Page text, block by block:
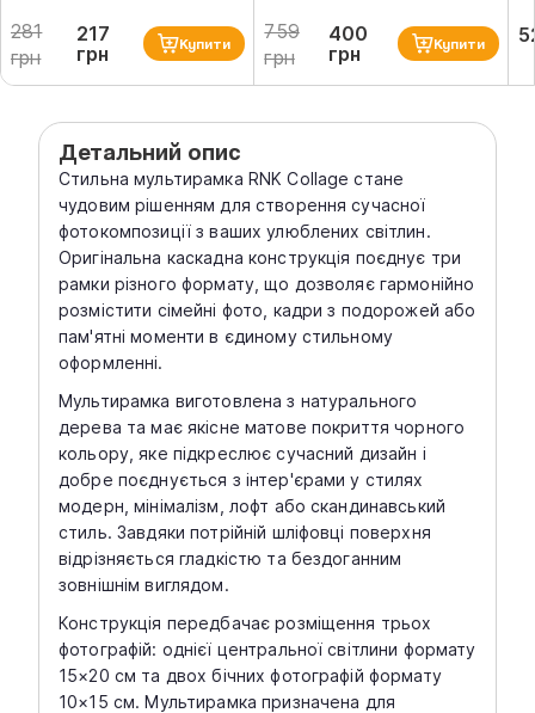
281
грн
217
грн
Купити
759
грн
400
грн
Купити
Детальний опис
Стильна мультирамка RNK Collage стане
чудовим рішенням для створення сучасної
фотокомпозиції з ваших улюблених світлин.
Оригінальна каскадна конструкція поєднує три
рамки різного формату, що дозволяє гармонійно
розмістити сімейні фото, кадри з подорожей або
пам'ятні моменти в єдиному стильному
оформленні.
Мультирамка виготовлена з натурального
дерева та має якісне матове покриття чорного
кольору, яке підкреслює сучасний дизайн і
добре поєднується з інтер'єрами у стилях
модерн, мінімалізм, лофт або скандинавський
стиль. Завдяки потрійній шліфовці поверхня
відрізняється гладкістю та бездоганним
зовнішнім виглядом.
Конструкція передбачає розміщення трьох
фотографій: однієї центральної світлини формату
15×20 см та двох бічних фотографій формату
10×15 см. Мультирамка призначена для